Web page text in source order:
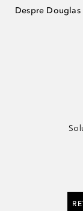
Despre Douglas